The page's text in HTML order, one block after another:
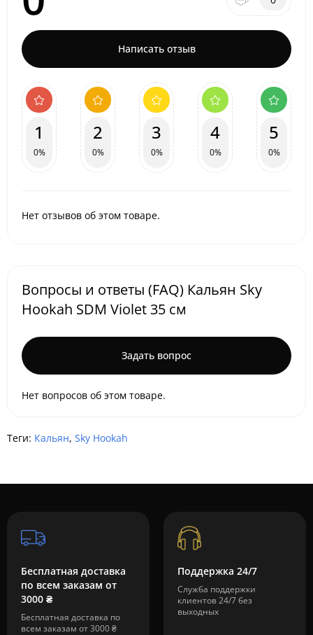
Написать отзыв
1
0%
2
0%
3
0%
4
0%
5
0%
Нет отзывов об этом товаре.
Вопросы и ответы (FAQ) Кальян Sky
Hookah SDM Violet 35 см
Задать вопрос
Нет вопросов об этом товаре.
Теги: Кальян, Sky Hookah
Бесплатная доставка
по всем заказам от
3000 ₴
Бесплатная доставка по
всем заказам от 3000 ₴
Поддержка 24/7
Служба поддержки
клиентов 24/7 без
выходных